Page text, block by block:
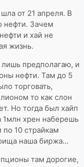
от 21 апреля. В
нефти. Зачем
и хай не
жизнь.
предполагаю, и
нефти. Там до 5
торговать,
то как слон
Но тогда был хайп
1млн хрен наберешь
по 10 страйкам
наша биржа...
там дорогие,